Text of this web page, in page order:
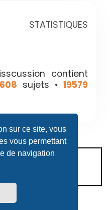
sur ce site, vous
vous permettant
de navigation
STATISTIQUES
contient
sujets •19579
PRIVÉE